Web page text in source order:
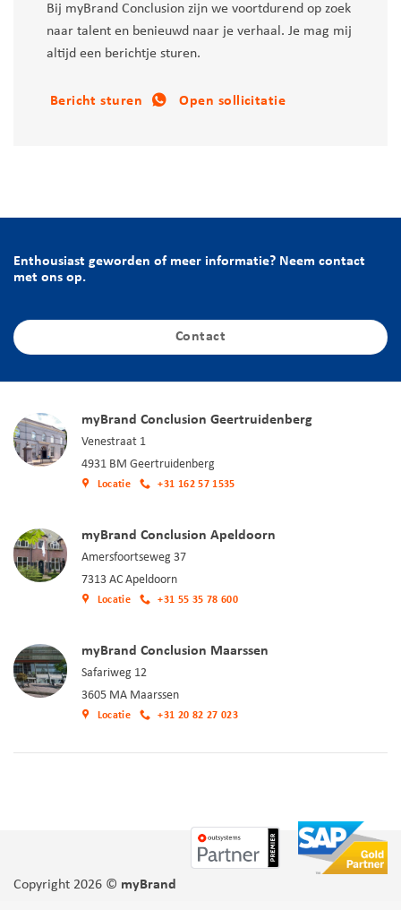
Bij myBrand Conclusion zijn we voortdurend op zoek
naar talent en benieuwd naar je verhaal. Je mag mij
altijd een berichtje sturen.
Bericht sturen Open sollicitatie
Enthousiast geworden of meer informatie? Neem contact
met ons op.
Contact
myBrand Conclusion Geertruidenberg
Venestraat 1
4931 BM Geertruidenberg
Locatie +31 162 57 1535
myBrand Conclusion Apeldoorn
Amersfoortseweg 37
7313 AC Apeldoorn
Locatie +31 55 35 78 600
myBrand Conclusion Maarssen
Safariweg 12
3605 MA Maarssen
Locatie +31 20 82 27 023
Copyright 2026 © myBrand